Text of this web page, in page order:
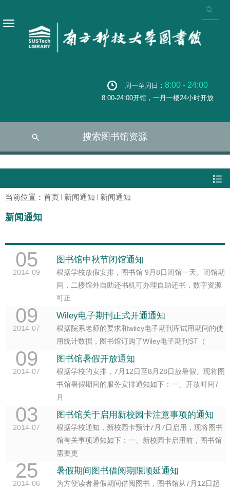
周一至周日： 8:00 - 24:00
8:00-24:00开馆，一丹一楼24小时开放
搜索图书馆资源
当前位置： 首页 新闻通知 新闻通知
新闻通知
05
2014-09
图书馆中秋节闭馆通知
根据学校放假安排，图书馆 9月8日闭馆一天。闭馆期
间，二楼馆外自助还书机可办理自助还书，数字资源
可正
09
2014-07
Wiley电子期刊正式开通通知
根据院系老师的要求和wiley电子期刊库试用期间的使
用统计数据，图书馆订购了Wiley电子期刊ST（
09
2014-07
图书馆暑假开放通知
根据学校的安排，7月12日至8月28日放暑假。现将图
书馆暑假期间的服务安排通知如下：一、开放时间7
月
03
2014-07
图书馆关于启用新校园卡注意事项的通知
根据学校通知，新校园卡预计7月7日启用，现将图书
馆有关事项通知如下：一、新校园卡启用前，图书馆
需要更
25
2014-06
暑假期间图书借阅期限顺延通知
为方便读者暑假期间借阅图书，图书馆从7月12日起